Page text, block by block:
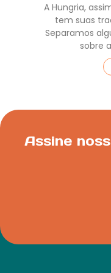
A Hungria,
tem suas
Separamos
sobre
Assine